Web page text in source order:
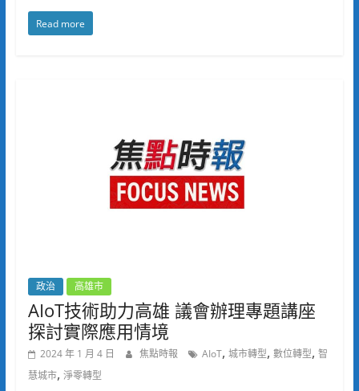
Read more
政治 高雄市
AIoT技術助力高雄 議會辦理專題講座
探討實際應用情境
2024 年 1 月 4 日 焦點時報 AIoT, 城市轉型, 數位轉型, 智
慧城市, 淨零轉型